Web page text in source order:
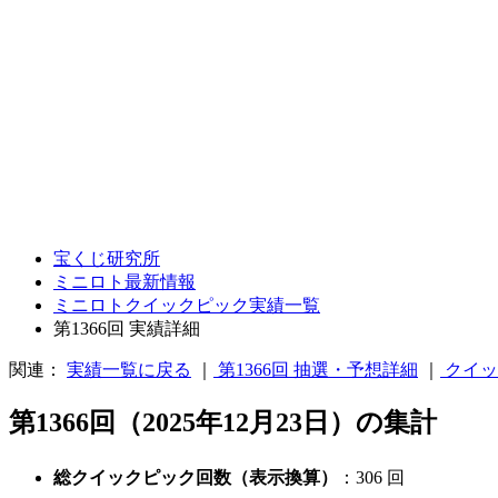
宝くじ研究所
ミニロト最新情報
ミニロトクイックピック実績一覧
第1366回 実績詳細
関連： 実績一覧に戻る 第1366回 抽選・予想詳細 クイ
第1366回（2025年12月23日）の集計
総クイックピック回数（表示換算） ：306 回